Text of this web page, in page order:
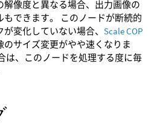
像度と異なる場合、出力画像の
できます。 このノードが断続的
変化していない場合、 Scale COP
サイズ変更がやや速くなりま
は、このノードを処理する度に毎